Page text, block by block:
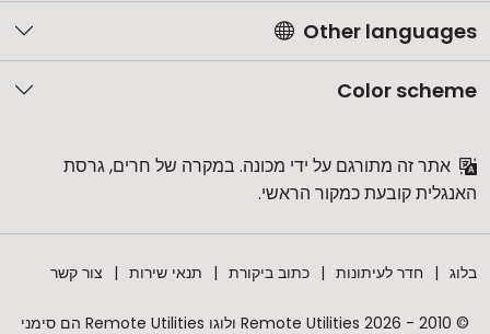
Other languages
Color scheme
אתר זה מתורגם על ידי מכונה. במקרה של חרים, גרסת
האנגלית קובעת כמקור הראשי.
בלוג חדר לעיתונות כתוב ביקורת תנאי שירות צור קשר
© 2010 - 2026 Remote Utilities ולוגו Remote Utilities הם סימני